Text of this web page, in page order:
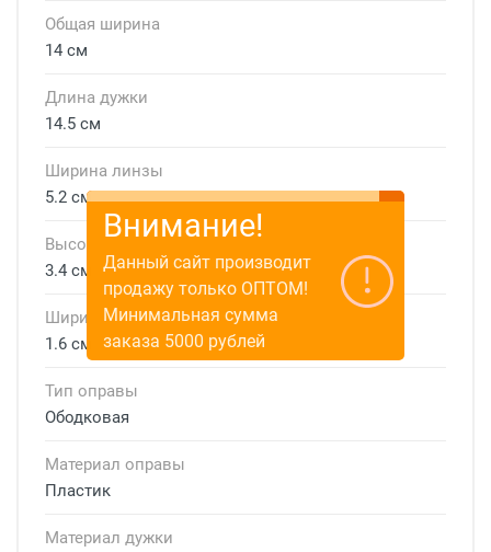
Общая ширина
14 см
Длина дужки
14.5 см
Ширина линзы
5.2 см
Высота линзы
3.4 см
Ширина мостика
1.6 см
Тип оправы
Ободковая
Материал оправы
Пластик
Материал дужки
Внимание!
Данный сайт производит
продажу только ОПТОМ!
Минимальная сумма
заказа 5000 рублей